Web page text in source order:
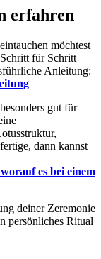
erfahren
möchtest
für Schritt
Anleitung:
gut für
dann kannst
es bei einem
deiner Zeremonie
persönliches Ritual